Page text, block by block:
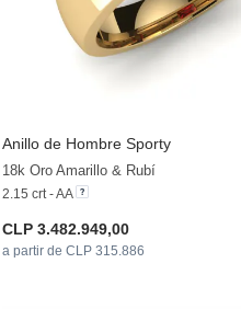
Anillo de Hombre Sporty
18k Oro Amarillo & Rubí
2.15 crt - AA
CLP 3.482.949,00
a partir de CLP 315.886